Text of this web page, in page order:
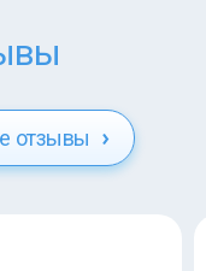
отзывы